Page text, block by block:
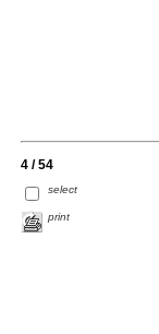
4 / 54
select
print